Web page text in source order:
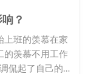
？
上班的羡慕在家
的羡慕不用工作
侃起了自己的职